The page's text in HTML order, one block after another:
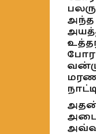
அந்த